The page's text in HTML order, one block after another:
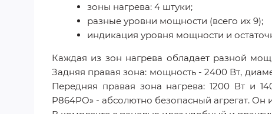
зоны нагрева: 4 штуки;
разные уровни мощности (всего их 9);
индикация уровня мощности и
Каждая из зон нагрева обладает разной
Задняя правая зона: мощность - 2400 Вт,
Передняя правая зона нагрева: 1200 Вт и
P864PO» - абсолютно безопасный агрегат. Он